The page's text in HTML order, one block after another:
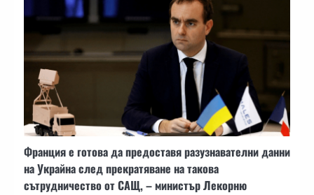
Франция е готова да предоставя разузнавателни данни
на Украйна след прекратяване на такова
сътрудничество от САЩ, – министър Лекорню